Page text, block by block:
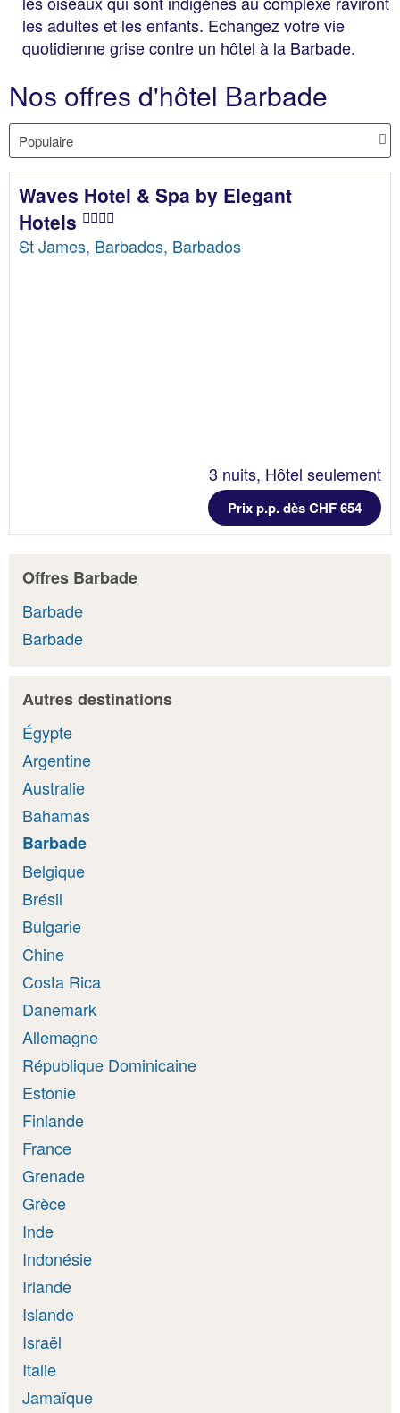
les adultes et les enfants. Echangez votre vie
quotidienne grise contre un hôtel à la Barbade.
Nos offres d'hôtel Barbade
Waves Hotel & Spa by Elegant
Hotels
St James, Barbados, Barbados
3 nuits, Hôtel seulement
Prix p.p. dès CHF 654
Offres Barbade
Barbade
Barbade
Autres destinations
Égypte
Argentine
Australie
Bahamas
Barbade
Belgique
Brésil
Bulgarie
Chine
Costa Rica
Danemark
Allemagne
République Dominicaine
Estonie
Finlande
France
Grenade
Grèce
Inde
Indonésie
Irlande
Islande
Israël
Italie
Jamaïque